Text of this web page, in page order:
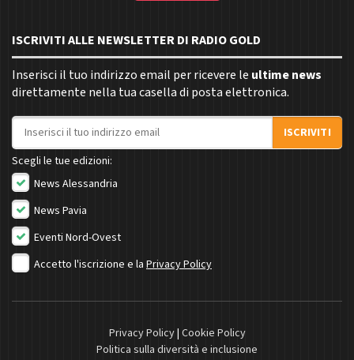
ISCRIVITI ALLE NEWSLETTER DI RADIO GOLD
Inserisci il tuo indirizzo email per ricevere le ultime news
direttamente nella tua casella di posta elettronica.
Indirizzo email
ISCRIVITI
Scegli le tue edizioni:
News Alessandria
News Pavia
Eventi Nord-Ovest
Accetto l'iscrizione e la Privacy Policy
Privacy Policy| Cookie Policy
Politica sulla diversità e inclusione